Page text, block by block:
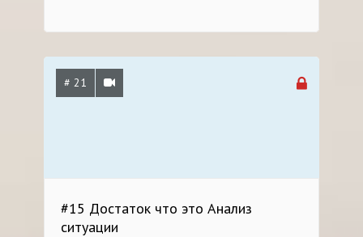
# 21
#15 Достаток что это Анализ
ситуации